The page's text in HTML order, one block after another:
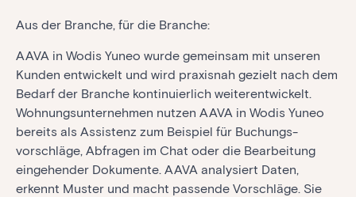
Aus der Branche, für die Branche:
AAVA in Wodis Yuneo wurde gemeinsam mit unseren
Kunden entwickelt und wird praxis­nah gezielt nach dem
Bedarf der Branche konti­nu­ierlich weiter­entwickelt.
Wohnungs­unter­nehmen nutzen AAVA in Wodis Yuneo
bereits als Assistenz zum Beispiel für Buchungs­
vorschläge, Abfragen im Chat oder die Bearbei­tung
ein­gehender Dokumente. AAVA analysiert Daten,
erkennt Muster und macht passende Vor­schläge. Sie